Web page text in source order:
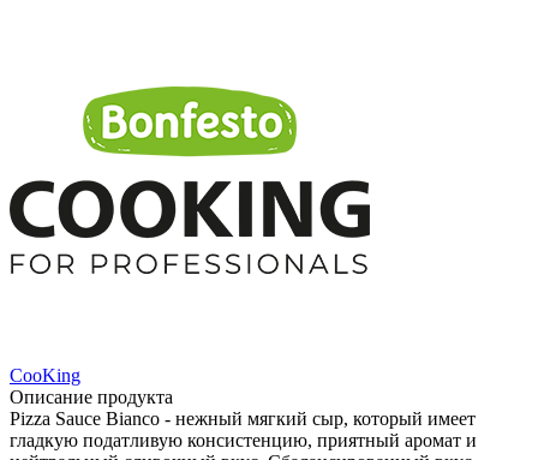
CooKing
Описание продукта
Pizza Sauce Bianco - нежный мягкий сыр, который имеет
гладкую податливую консистенцию, приятный аромат и